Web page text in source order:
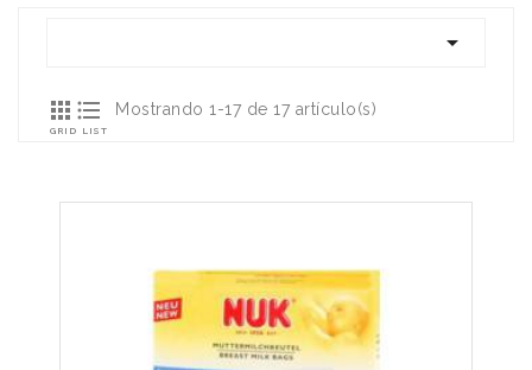


GRID

LIST
Mostrando 1-17 de 17 artículo(s)